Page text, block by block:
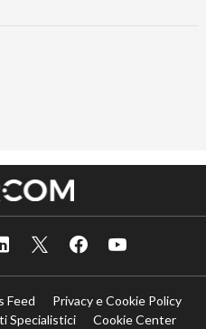
Feed
Privacy e Cookie Policy
Specialistici
Cookie Center